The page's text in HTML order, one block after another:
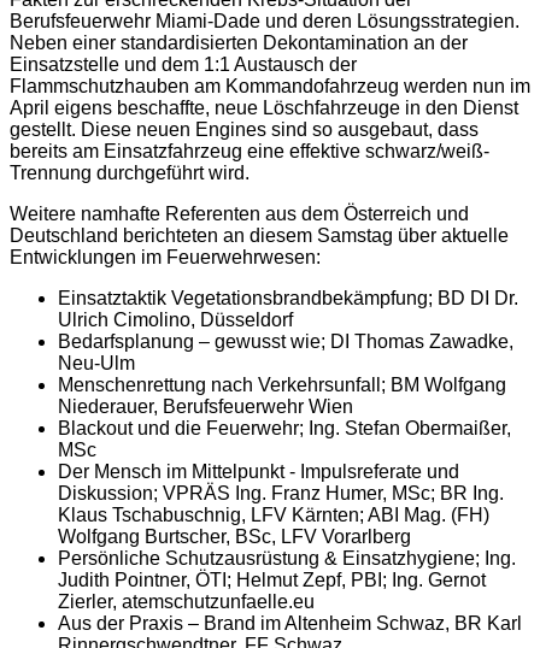
Berufsfeuerwehr Miami-Dade und deren Lösungsstrategien.
Neben einer standardisierten Dekontamination an der
Einsatzstelle und dem 1:1 Austausch der
Flammschutzhauben am Kommandofahrzeug werden nun im
April eigens beschaffte, neue Löschfahrzeuge in den Dienst
gestellt. Diese neuen Engines sind so ausgebaut, dass
bereits am Einsatzfahrzeug eine effektive schwarz/weiß-
Trennung durchgeführt wird.
Weitere namhafte Referenten aus dem Österreich und
Deutschland berichteten an diesem Samstag über aktuelle
Entwicklungen im Feuerwehrwesen:
Einsatztaktik Vegetationsbrandbekämpfung; BD DI Dr.
Ulrich Cimolino, Düsseldorf
Bedarfsplanung – gewusst wie; DI Thomas Zawadke,
Neu-Ulm
Menschenrettung nach Verkehrsunfall; BM Wolfgang
Niederauer, Berufsfeuerwehr Wien
Blackout und die Feuerwehr; Ing. Stefan Obermaißer,
MSc
Der Mensch im Mittelpunkt - Impulsreferate und
Diskussion; VPRÄS Ing. Franz Humer, MSc; BR Ing.
Klaus Tschabuschnig, LFV Kärnten; ABI Mag. (FH)
Wolfgang Burtscher, BSc, LFV Vorarlberg
Persönliche Schutzausrüstung & Einsatzhygiene; Ing.
Judith Pointner, ÖTI; Helmut Zepf, PBI; Ing. Gernot
Zierler, atemschutzunfaelle.eu
Aus der Praxis – Brand im Altenheim Schwaz, BR Karl